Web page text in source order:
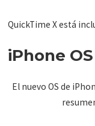
QuickTime X está
iPhone
El nuevo OS de